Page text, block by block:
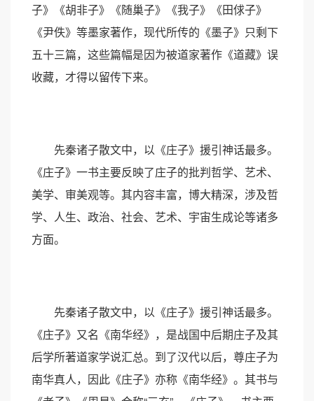
子》《胡非子》《随巢子》《我子》《田俅子》
《尹佚》等墨家著作，现代所传的《墨子》只剩下
五十三篇，这些篇幅是因为被道家著作《道藏》误
收藏，才得以留传下来。
先秦诸子散文中，以《庄子》援引神话最多。
《庄子》一书主要反映了庄子的批判哲学、艺术、
美学、审美观等。其内容丰富，博大精深，涉及哲
学、人生、政治、社会、艺术、宇宙生成论等诸多
方面。
先秦诸子散文中，以《庄子》援引神话最多。
《庄子》又名《南华经》，是战国中后期庄子及其
后学所著道家学说汇总。到了汉代以后，尊庄子为
南华真人，因此《庄子》亦称《南华经》。其书与